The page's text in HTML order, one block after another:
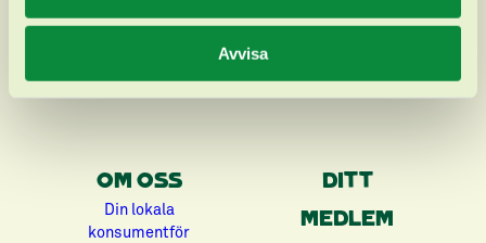
Avvisa
OM OSS
Din lokala
konsumentför
DITT
MEDLEM